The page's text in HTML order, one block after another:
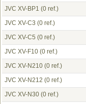
JVC XV-BP1 (0 ref.)
JVC XV-C3 (0 ref.)
JVC XV-C5 (0 ref.)
JVC XV-F10 (0 ref.)
JVC XV-N210 (0 ref.)
JVC XV-N212 (0 ref.)
JVC XV-N30 (0 ref.)